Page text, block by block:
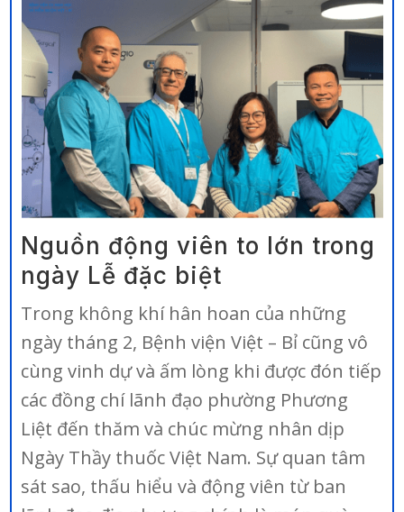
Nguồn động viên to lớn trong
ngày Lễ đặc biệt
Trong không khí hân hoan của những
ngày tháng 2, Bệnh viện Việt – Bỉ cũng vô
cùng vinh dự và ấm lòng khi được đón tiếp
các đồng chí lãnh đạo phường Phương
Liệt đến thăm và chúc mừng nhân dịp
Ngày Thầy thuốc Việt Nam. Sự quan tâm
sát sao, thấu hiểu và động viên từ ban